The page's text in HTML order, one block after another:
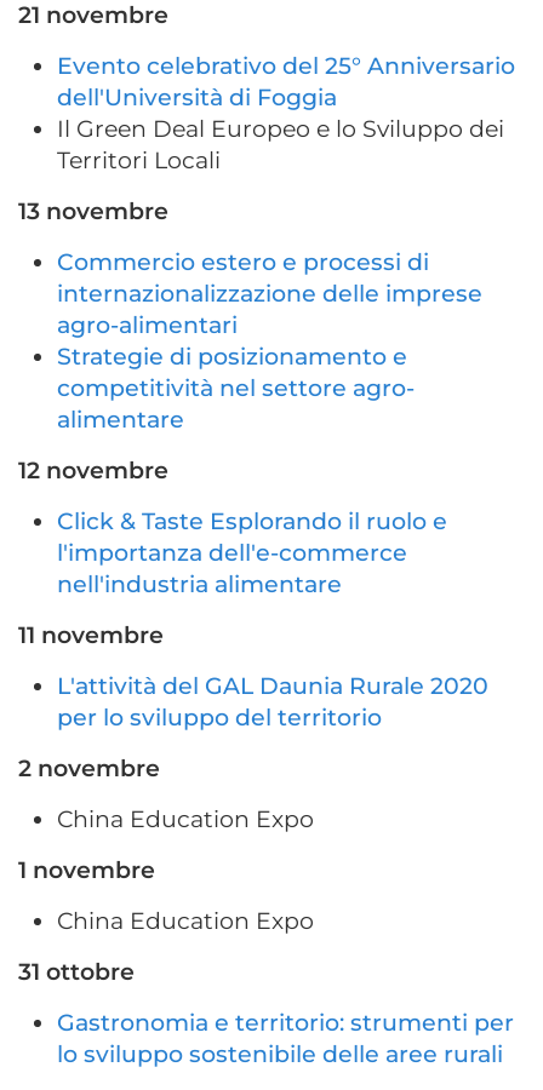
21 novembre
Evento celebrativo del 25° Anniversario
dell'Università di Foggia
Il Green Deal Europeo e lo Sviluppo dei
Territori Locali
13 novembre
Commercio estero e processi di
internazionalizzazione delle imprese
agro-alimentari
Strategie di posizionamento e
competitività nel settore agro-
alimentare
12 novembre
Click & Taste Esplorando il ruolo e
l'importanza dell'e-commerce
nell'industria alimentare
11 novembre
L'attività del GAL Daunia Rurale 2020
per lo sviluppo del territorio
2 novembre
China Education Expo
1 novembre
China Education Expo
31 ottobre
Gastronomia e territorio: strumenti per
lo sviluppo sostenibile delle aree rurali